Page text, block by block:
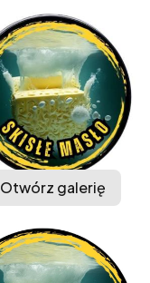
Otwórz galerię